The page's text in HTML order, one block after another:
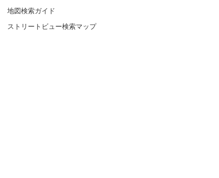
地図検索ガイド
ストリートビュー検索マップ